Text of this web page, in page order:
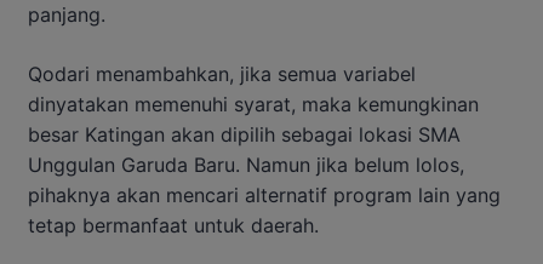
panjang.
Qodari menambahkan, jika semua variabel
dinyatakan memenuhi syarat, maka kemungkinan
besar Katingan akan dipilih sebagai lokasi SMA
Unggulan Garuda Baru. Namun jika belum lolos,
pihaknya akan mencari alternatif program lain yang
tetap bermanfaat untuk daerah.